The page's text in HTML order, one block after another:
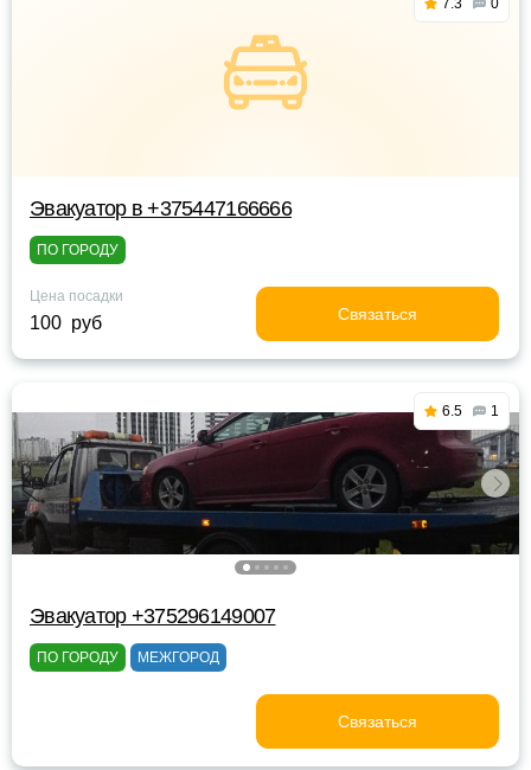
7.3 0
Эвакуатор в +375447166666
ПО ГОРОДУ
Цена посадки
100 руб Связаться
6.5 1
Эвакуатор +375296149007
ПО ГОРОДУ МЕЖГОРОД
Связаться